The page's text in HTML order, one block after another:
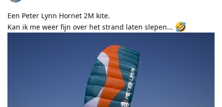
Een Peter Lynn Hornet 2M kite.
Kan ik me weer fijn over het strand laten slepen...